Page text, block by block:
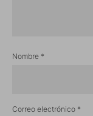
Nombre *
Correo electrónico *